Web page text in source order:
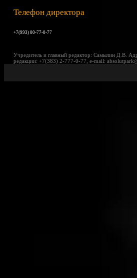
Телефон директора
+7(993) 00-77-0-77
Учредитель и главный редактор: Самылин Д.В.
редакции: +7(383) 2-777-0-77, e-mail: